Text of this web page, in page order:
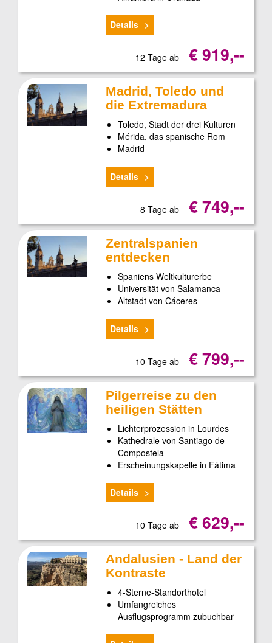
Details
12 Tage ab € 919,--
Madrid, Toledo und
die Extremadura
Toledo, Stadt der drei Kulturen
Mérida, das spanische Rom
Madrid
Details
8 Tage ab € 749,--
Zentralspanien
entdecken
Spaniens Weltkulturerbe
Universität von Salamanca
Altstadt von Cáceres
Details
10 Tage ab € 799,--
Pilgerreise zu den
heiligen Stätten
Lichterprozession in Lourdes
Kathedrale von Santiago de
Compostela
Erscheinungskapelle in Fátima
Details
10 Tage ab € 629,--
Andalusien - Land der
Kontraste
4-Sterne-Standorthotel
Umfangreiches
Ausflugsprogramm zubuchbar